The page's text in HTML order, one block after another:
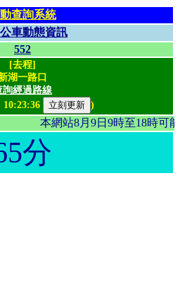
查詢系統
車動態資訊
552
[去程]
湖一路口
詢經過路線
10:23:36 )
本網站8月9日9時至18
分